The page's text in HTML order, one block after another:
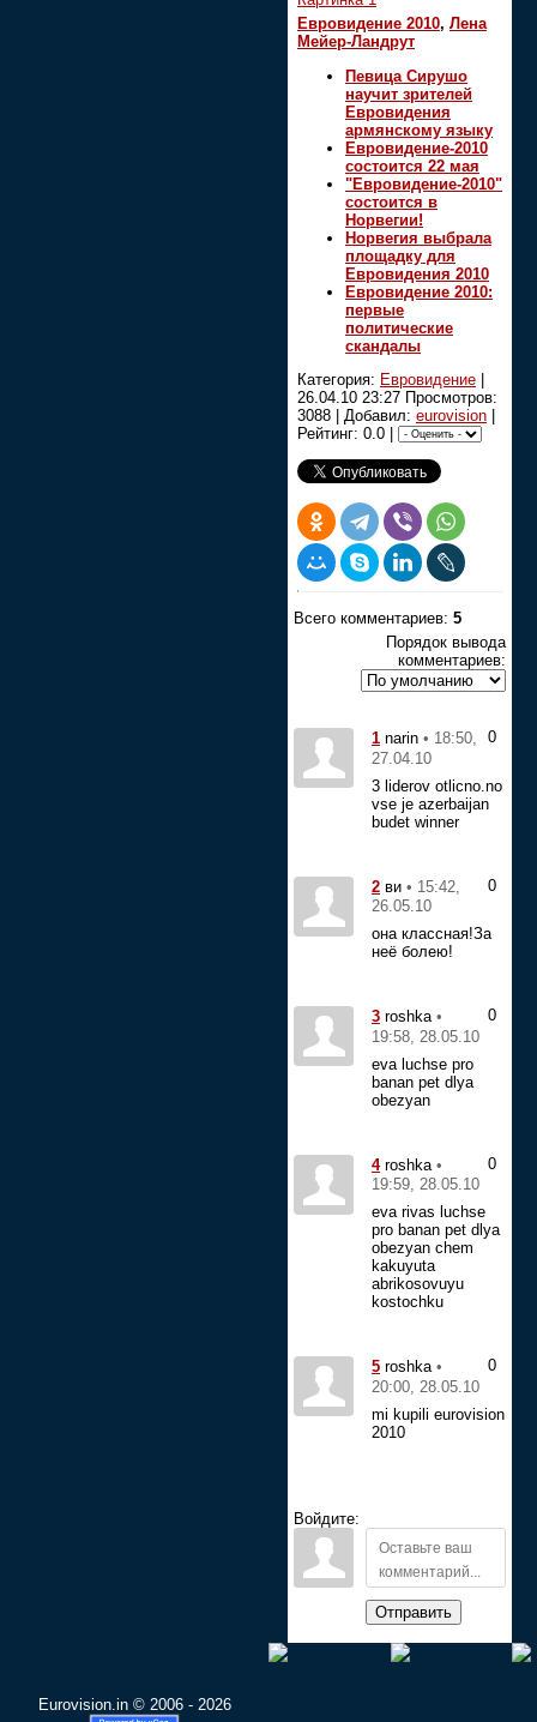
Евровидение 2010, Лена
Мейер-Ландрут
Певица Сирушо
научит зрителей
Евровидения
армянскому языку
Евровидение-2010
состоится 22 мая
"Евровидение-2010"
состоится в
Норвегии!
Норвегия выбрала
площадку для
Евровидения 2010
Евровидение 2010:
первые
политические
скандалы
Категория: Евровидение
26.04.10 23:27 Просмотров:
3088 | Добавил: eurovision
Рейтинг: 0.0 |
Всего комментариев: 5
Порядок вывода
комментариев:
0
1 narin • 18:50,
27.04.10
3 liderov otlicno.no
vse je azerbaijan
budet winner
0
2 ви • 15:42,
26.05.10
она классная!За
неё болею!
0
3 roshka •
19:58, 28.05.10
eva luchse pro
banan pet dlya
obezyan
0
4 roshka •
19:59, 28.05.10
eva rivas luchse
pro banan pet dlya
obezyan chem
kakuyuta
abrikosovuyu
kostochku
0
5 roshka •
20:00, 28.05.10
mi kupili eurovision
2010
Войдите:
Отправить
Eurovision.in © 2006 - 2026